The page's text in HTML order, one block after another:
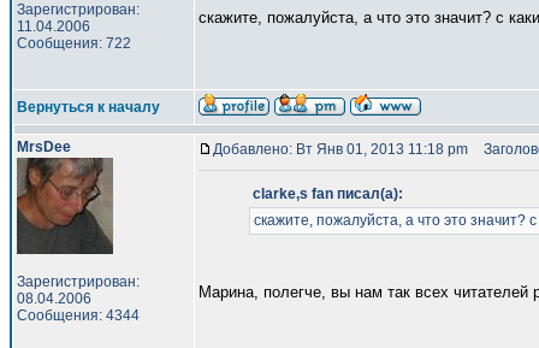
Зарегистрирован:
11.04.2006
Сообщения: 722
скажите, пожалуйста, а что это значит? с
Вернуться к началу
MrsDee
Зарегистрирован:
08.04.2006
Сообщения: 4344
Добавлено: Вт Янв 01, 2013 11:18 pm
clarke,s fan писал(а):
скажите, пожалуйста, а что это значит?
Марина, полегче, вы нам так всех читателей